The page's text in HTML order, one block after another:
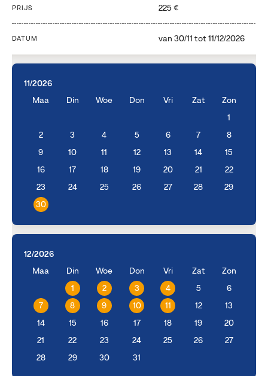
PRIJS 225 €
DATUM van 30/11 tot 11/12/2026
11/2026
Maa
Din Woe Don Vri Zat Zon
1
2 3 4 5 6 7 8
9 10 11 12 13 14 15
16 17 18 19 20 21 22
23 24 25 26 27 28 29
30
12/2026
Maa
Din Woe Don Vri Zat Zon
1 2 3 4 5 6
7 8 9 10 11 12 13
14 15 16 17 18 19 20
21 22 23 24 25 26 27
28 29 30 31